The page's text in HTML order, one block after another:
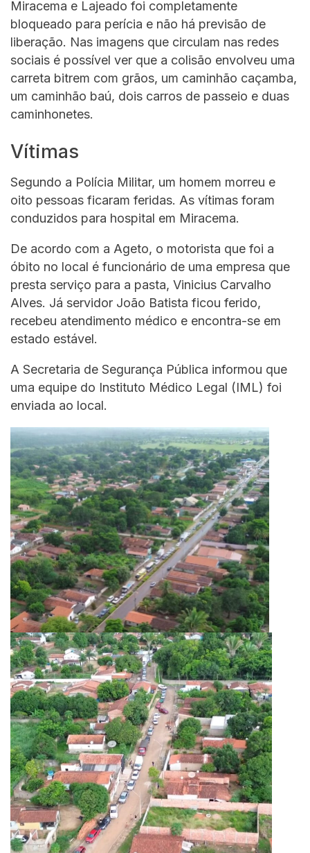
Miracema e Lajeado foi completamente
bloqueado para perícia e não há previsão de
liberação. Nas imagens que circulam nas redes
sociais é possível ver que a colisão envolveu uma
carreta bitrem com grãos, um caminhão caçamba,
um caminhão baú, dois carros de passeio e duas
caminhonetes.
Vítimas
Segundo a Polícia Militar, um homem morreu e
oito pessoas ficaram feridas. As vítimas foram
conduzidos para hospital em Miracema.
De acordo com a Ageto, o motorista que foi a
óbito no local é funcionário de uma empresa que
presta serviço para a pasta, Vinicius Carvalho
Alves. Já servidor João Batista ficou ferido,
recebeu atendimento médico e encontra-se em
estado estável.
A Secretaria de Segurança Pública informou que
uma equipe do Instituto Médico Legal (IML) foi
enviada ao local.